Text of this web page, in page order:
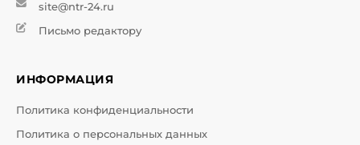
site@ntr-24.ru
Письмо редактору
ИНФОРМАЦИЯ
Политика конфиденциальности
Политика о персональных данных